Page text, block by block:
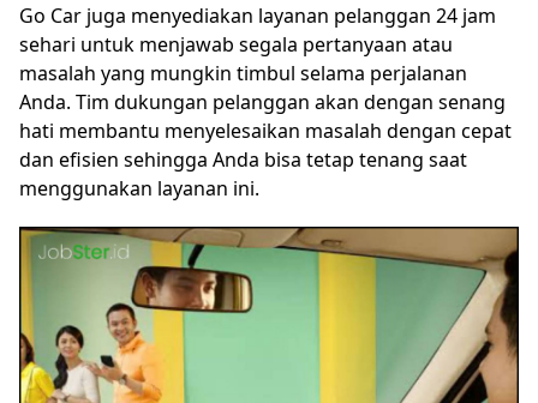
Go Car juga menyediakan layanan pelanggan 24 jam
sehari untuk menjawab segala pertanyaan atau
masalah yang mungkin timbul selama perjalanan
Anda. Tim dukungan pelanggan akan dengan senang
hati membantu menyelesaikan masalah dengan cepat
dan efisien sehingga Anda bisa tetap tenang saat
menggunakan layanan ini.